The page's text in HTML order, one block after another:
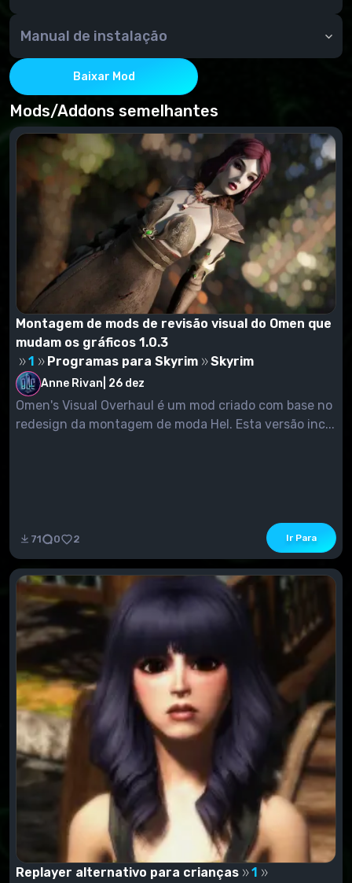
Manual de instalação
Por meio do NMM ou manualmente - copie o
conteúdo do arquivamento para a pasta de dados
Baixar Mod
Mods/Addons semelhantes
Montagem de mods de revisão visual do Omen que
mudam os gráficos 1.0.3
1
Programas para Skyrim Skyrim
Anne Rivan 26 dez
Omen's Visual Overhaul é um mod criado com base no
redesign da montagem de moda Hel. Esta versão inc...
71 0 2 Ir Para
Replayer alternativo para crianças
1